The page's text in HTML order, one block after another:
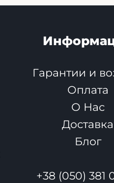
Гарантии и
Оплата
О Нас
Доставка
Блог
+38 (050) 381